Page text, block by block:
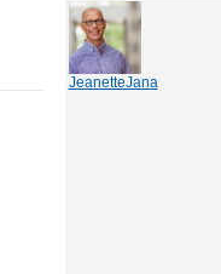
JeanetteJana